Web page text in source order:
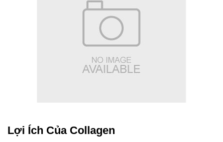
Lợi Ích Của Collagen